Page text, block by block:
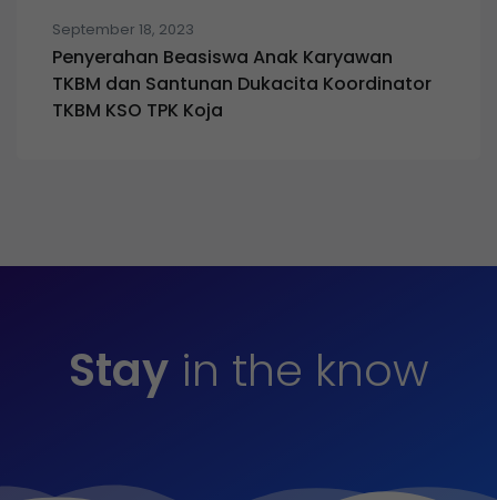
September 18, 2023
Penyerahan Beasiswa Anak Karyawan
TKBM dan Santunan Dukacita Koordinator
TKBM KSO TPK Koja
Stayin the know